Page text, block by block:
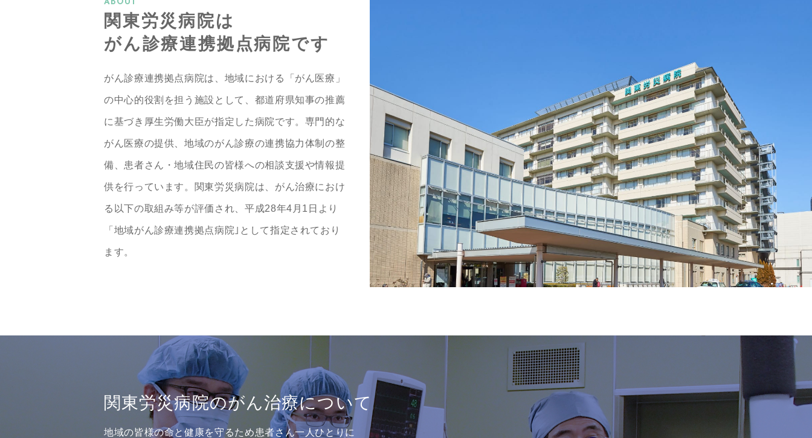
ABOUT
関東労災病院は
がん診療連携拠点病院です
がん診療連携拠点病院は、地域における「がん医療」
の中心的役割を担う施設として、都道府県知事の推薦
に基づき厚生労働大臣が指定した病院です。専門的な
がん医療の提供、地域のがん診療の連携協力体制の整
備、患者さん・地域住民の皆様への相談支援や情報提
供を行っています。関東労災病院は、がん治療におけ
る以下の取組み等が評価され、平成28年4月1日より
「地域がん診療連携拠点病院｣として指定されており
ます。
関東労災病院のがん治療について
地域の皆様の命と健康を守るため患者さん一人ひとりに